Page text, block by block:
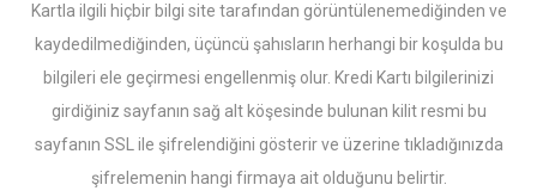
Kartla ilgili hiçbir bilgi site tarafından görüntülenemediğinden ve
kaydedilmediğinden, üçüncü şahısların herhangi bir koşulda bu
bilgileri ele geçirmesi engellenmiş olur. Kredi Kartı bilgilerinizi
girdiğiniz sayfanın sağ alt köşesinde bulunan kilit resmi bu
sayfanın SSL ile şifrelendiğini gösterir ve üzerine tıkladığınızda
şifrelemenin hangi firmaya ait olduğunu belirtir.